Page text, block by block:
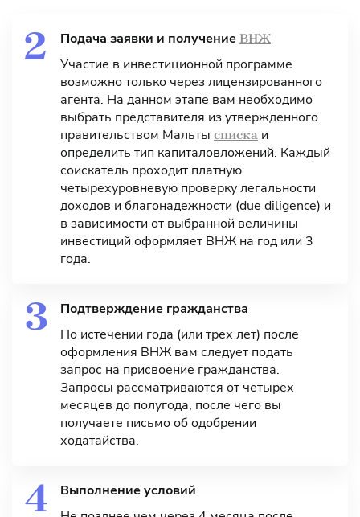
Подача заявки и получение ВНЖ
Участие в инвестиционной программе
возможно только через лицензированного
агента. На данном этапе вам необходимо
выбрать представителя из утвержденного
правительством Мальты списка и
определить тип капиталовложений. Каждый
соискатель проходит платную
четырехуровневую проверку легальности
доходов и благонадежности (due diligence) и
в зависимости от выбранной величины
инвестиций оформляет ВНЖ на год или 3
года.
Подтверждение гражданства
По истечении года (или трех лет) после
оформления ВНЖ вам следует подать
запрос на присвоение гражданства.
Запросы рассматриваются от четырех
месяцев до полугода, после чего вы
получаете письмо об одобрении
ходатайства.
Выполнение условий